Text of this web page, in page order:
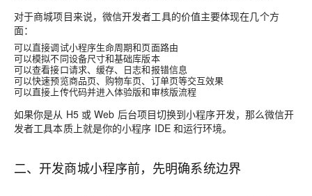
对于商城项目来说，微信开发者工具的价值主要体现在几个方
面：
可以直接调试小程序生命周期和页面路由
可以模拟不同设备尺寸和基础库版本
可以查看接口请求、缓存、日志和报错信息
可以快速预览商品页、购物车页、订单页等交互效果
可以直接上传代码并进入体验版和审核版流程
如果你是从 H5 或 Web 后台项目切换到小程序开发，那么微信开
发者工具本质上就是你的小程序 IDE 和运行环境。
二、开发商城小程序前，先明确系统边界